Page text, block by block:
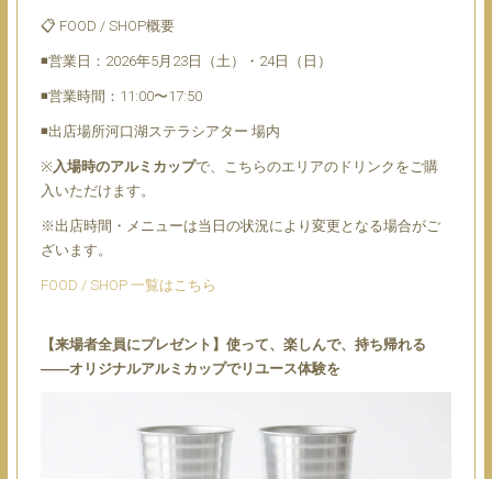
📋 FOOD / SHOP概要
◾営業日：2026年5月23日（土）・24日（日）
◾営業時間：11:00〜17:50
◾出店場所河口湖ステラシアター 場内
※ 入場時のアルミカップで、こちらのエリアのドリンクをご購
入いただけます。
※出店時間・メニューは当日の状況により変更となる場合がご
ざいます。
FOOD / SHOP 一覧はこちら
【来場者全員にプレゼント】使って、楽しんで、持ち帰れる
――オリジナルアルミカップでリユース体験を